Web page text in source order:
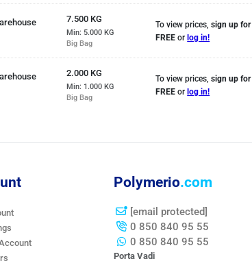
7.500 KG
Min: 5.000KG
Big Bag
To view prices,sign up for
FREE orlog in!
2.000 KG
Min: 1.000KG
Big Bag
To view prices,sign up for
FREE orlog in!
Polymerio.com
[email protected]
0 850 840 95 55
0 850 840 95 55
Porta Vadi